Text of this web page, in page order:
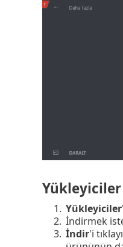
1. Yükleyiciler
2. İndirmek
3. İndir'i